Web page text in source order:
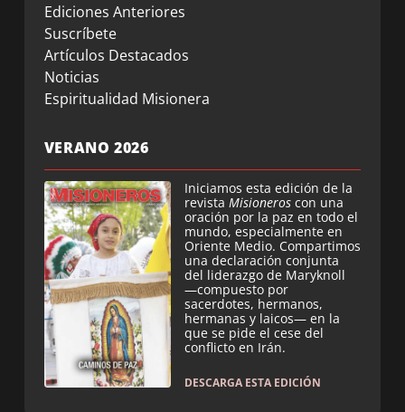
Ediciones Anteriores
Suscríbete
Artículos Destacados
Noticias
Espiritualidad Misionera
VERANO 2026
Iniciamos esta edición de la
revista Misioneros con una
oración por la paz en todo el
mundo, especialmente en
Oriente Medio. Compartimos
una declaración conjunta
del liderazgo de Maryknoll
—compuesto por
sacerdotes, hermanos,
hermanas y laicos— en la
que se pide el cese del
conflicto en Irán.
DESCARGA ESTA EDICIÓN